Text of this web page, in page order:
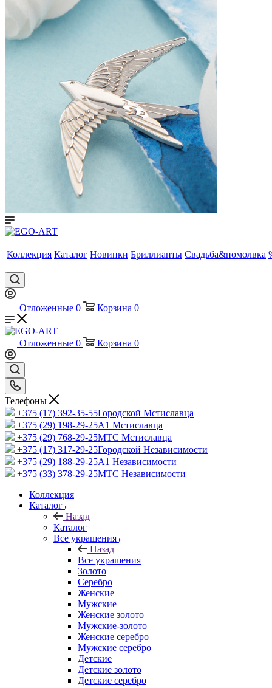
Коллекция Каталог Новинки Бриллианты Свадьба&помолвка
Отложенные 0 Корзина 0
Отложенные 0 Корзина 0
Телефоны
+375 (17) 392-35-55Городской Мстиславца
+375 (29) 198-29-25A1 Мстиславца
+375 (29) 768-29-25МТС Мстиславца
+375 (17) 317-29-25Городской Независимости
+375 (29) 188-29-25A1 Независимости
+375 (33) 378-29-25МТС Независимости
Коллекция
Каталог
Назад
Каталог
Все украшения
Назад
Все украшения
Золото
Серебро
Женские
Мужские
Женские золото
Мужские-золото
Женские серебро
Мужские серебро
Детские
Детские золото
Детские серебро